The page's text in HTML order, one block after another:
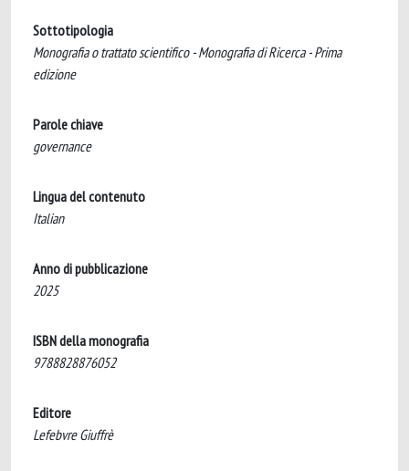
Sottotipologia
Monografia o trattato scientifico - Monografia di Ricerca - Prima
edizione
Parole chiave
governance
Lingua del contenuto
Italian
Anno di pubblicazione
2025
ISBN della monografia
9788828876052
Editore
Lefebvre Giuffrè